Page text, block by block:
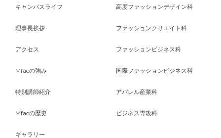
キャンパスライフ
理事長挨拶
アクセス
Mfacの強み
特別講師紹介
Mfacの歴史
ギャラリー
高度ファッションデザイン科
ファッションクリエイト科
ファッションビジネス科
国際ファッションビジネス科
アパレル産業科
ビジネス専攻科